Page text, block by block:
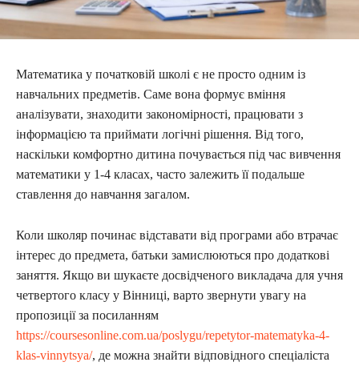
Математика у початковій школі є не просто одним із
навчальних предметів. Саме вона формує вміння
аналізувати, знаходити закономірності, працювати з
інформацією та приймати логічні рішення. Від того,
наскільки комфортно дитина почувається під час вивчення
математики у 1-4 класах, часто залежить її подальше
ставлення до навчання загалом.
Коли школяр починає відставати від програми або втрачає
інтерес до предмета, батьки замислюються про додаткові
заняття. Якщо ви шукаєте досвідченого викладача для учня
четвертого класу у Вінниці, варто звернути увагу на
пропозиції за посиланням
https://coursesonline.com.ua/poslygu/repetytor-matematyka-4-
klas-vinnytsya/, де можна знайти відповідного спеціаліста